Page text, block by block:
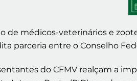
de médicos-veterinários e
parceria entre o Conselho
do CFMV realçam a